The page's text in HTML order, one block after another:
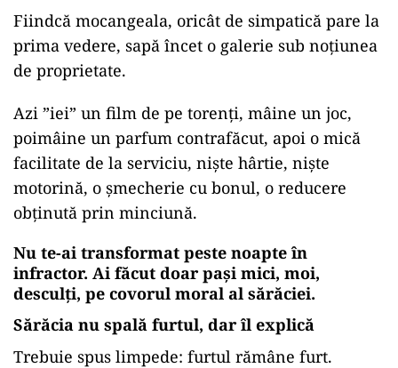
Fiindcă mocangeala, oricât de simpatică pare la
prima vedere, sapă încet o galerie sub noțiunea
de proprietate.
Azi ”iei” un film de pe torenți, mâine un joc,
poimâine un parfum contrafăcut, apoi o mică
facilitate de la serviciu, niște hârtie, niște
motorină, o șmecherie cu bonul, o reducere
obținută prin minciună.
Nu te-ai transformat peste noapte în
infractor. Ai făcut doar pași mici, moi,
desculți, pe covorul moral al sărăciei.
Sărăcia nu spală furtul, dar îl explică
Trebuie spus limpede: furtul rămâne furt.